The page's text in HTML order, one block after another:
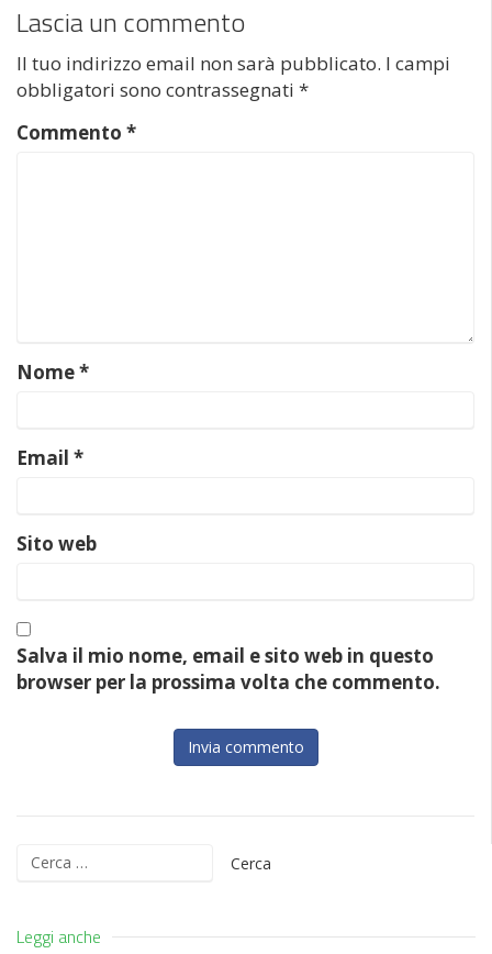
Lascia un commento
Il tuo indirizzo email non sarà pubblicato. I campi
obbligatori sono contrassegnati *
Commento *
Nome*
Email *
Sito web
Salva il mio nome, email e sito web in questo
browser per la prossima volta che commento.
Ricerca
Leggi anche